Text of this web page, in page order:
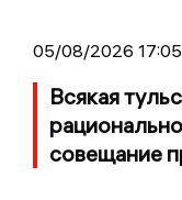
05/08/2026 17:05
Всякая
совещание